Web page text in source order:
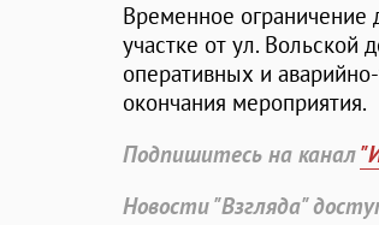
Временное ограничение
участке от ул. Вольской
оперативных и
окончания мероприятия.
Подпишитесь на канал
Новости "Взгляда"